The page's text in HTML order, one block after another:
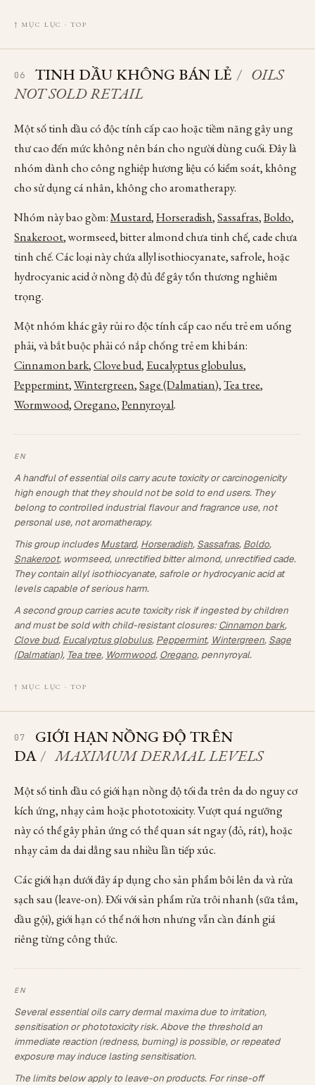
↑ MỤC LỤC · TOP
06 TINH DẦU KHÔNG BÁN LẺ / OILS
NOT SOLD RETAIL
Một số tinh dầu có độc tính cấp cao hoặc tiềm năng gây ung
thư cao đến mức không nên bán cho người dùng cuối. Đây là
nhóm dành cho công nghiệp hương liệu có kiểm soát, không
cho sử dụng cá nhân, không cho aromatherapy.
Nhóm này bao gồm:Mustard,Horseradish,Sassafras,Boldo,
Snakeroot, wormseed, bitter almond chưa tinh chế, cade chưa
tinh chế. Các loại này chứa allyl isothiocyanate, safrole, hoặc
hydrocyanic acid ở nồng độ đủ để gây tổn thương nghiêm
trọng.
Một nhóm khác gây rủi ro độc tính cấp cao nếu trẻ em uống
phải, và bắt buộc phải có nắp chống trẻ em khi bán:
Cinnamon bark,Clove bud, Eucalyptus globulus,
Peppermint,Wintergreen,Sage (Dalmatian),Tea tree,
Wormwood,Oregano,Pennyroyal.
A handful of essential oils carry acute toxicity or carcinogenicity
high enough that they should not be sold to end users. They
belong to controlled industrial flavour and fragrance use, not
personal use, not aromatherapy.
This group includesMustard, Horseradish, Sassafras, Boldo,
Snakeroot, wormseed, unrectified bitter almond, unrectified cade.
They contain allyl isothiocyanate, safrole or hydrocyanic acid at
levels capable of serious harm.
A second group carries acute toxicity risk if ingested by children
and must be sold with child-resistant closures:Cinnamon bark,
Clove bud, Eucalyptus globulus, Peppermint, Wintergreen, Sage
(Dalmatian), Tea tree, Wormwood, Oregano, pennyroyal.
↑ MỤC LỤC · TOP
07
GIỚI HẠN NỒNG ĐỘ TRÊN
DA / MAXIMUM DERMAL LEVELS
Một số tinh dầu có giới hạn nồng độ tối đa trên da do nguy cơ
kích ứng, nhạy cảm hoặc phototoxicity. Vượt quá ngưỡng
này có thể gây phản ứng có thể quan sát ngay (đỏ, rát), hoặc
nhạy cảm da dai dẳng sau nhiều lần tiếp xúc.
Các giới hạn dưới đây áp dụng cho sản phẩm bôi lên da và rửa
sạch sau (leave-on). Đối với sản phẩm rửa trôi nhanh (sữa tắm,
dầu gội), giới hạn có thể nới hơn nhưng vẫn cần đánh giá
riêng từng công thức.
Several essential oils carry dermal maxima due to irritation,
sensitisation or phototoxicity risk. Above the threshold an
immediate reaction (redness, burning) is possible, or repeated
exposure may induce lasting sensitisation.
The limits below apply to leave-on products. For rinse-off